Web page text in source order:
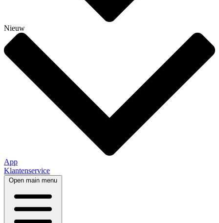
Nieuw
App
Klantenservice
Open main menu